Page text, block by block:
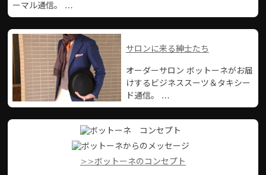
ーマル通信。 …
サロンに来る紳士たち
オーダーサロン ボットーネがお届
けするビジネススーツ＆タキシー
ド通信。 …
>>ボットーネのコンセプト